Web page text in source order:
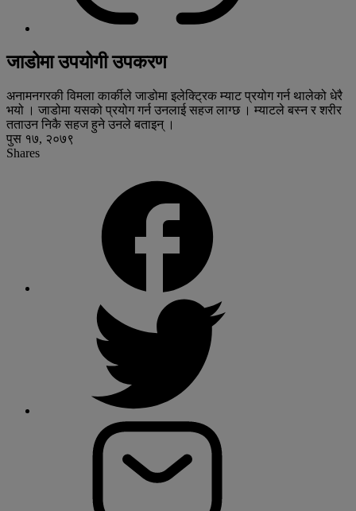
जाडोमा उपयोगी उपकरण
अनामनगरकी विमला कार्कीले जाडोमा इलेक्ट्रिक म्याट प्रयोग गर्न थालेको धेरै
भयो । जाडोमा यसको प्रयोग गर्न उनलाई सहज लाग्छ । म्याटले बस्न र शरीर
तताउन निकै सहज हुने उनले बताइन् ।
पुस १७, २०७९
Shares